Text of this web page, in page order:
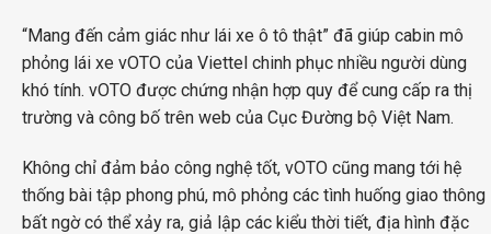
“Mang đến cảm giác như lái xe ô tô thật” đã giúp cabin mô
phỏng lái xe vOTO của Viettel chinh phục nhiều người dùng
khó tính. vOTO được chứng nhận hợp quy để cung cấp ra thị
trường và công bố trên web của Cục Đường bộ Việt Nam.
Không chỉ đảm bảo công nghệ tốt, vOTO cũng mang tới hệ
thống bài tập phong phú, mô phỏng các tình huống giao thông
bất ngờ có thể xảy ra, giả lập các kiểu thời tiết, địa hình đặc